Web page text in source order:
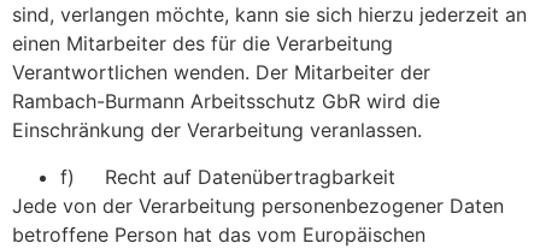
sind, verlangen möchte, kann sie sich hierzu jederzeit an
einen Mitarbeiter des für die Verarbeitung
Verantwortlichen wenden. Der Mitarbeiter der
Rambach-Burmann Arbeitsschutz GbR wird die
Einschränkung der Verarbeitung veranlassen.
f) Recht auf Datenübertragbarkeit
Jede von der Verarbeitung personenbezogener Daten
betroffene Person hat das vom Europäischen